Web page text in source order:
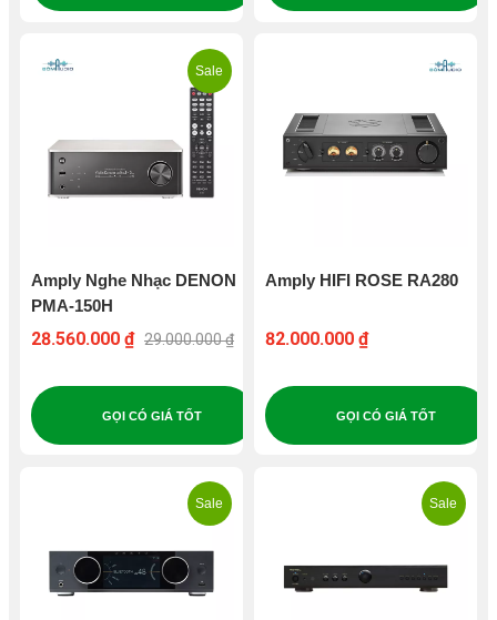
Sale
Amply Nghe Nhạc DENON
PMA-150H
28.560.000 ₫ 29.000.000 ₫
GỌI CÓ GIÁ TỐT
Amply HIFI ROSE RA280
82.000.000 ₫
GỌI CÓ GIÁ TỐT
Sale Sale